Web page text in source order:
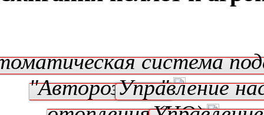
система
"Авторозжиг"Управление